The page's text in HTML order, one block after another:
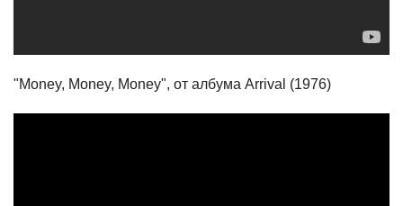
"Money, Money, Money", от албума Arrival (1976)